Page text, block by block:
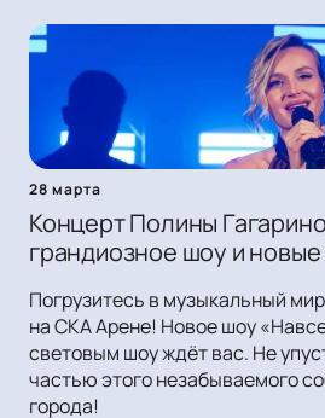
28 марта
Концерт Полины
грандиозное шоу и новые
Погрузитесь в музыкальный
на СКА Арене! Новое шоу
световым шоу ждёт вас. Не
частью этого незабываемого
города!